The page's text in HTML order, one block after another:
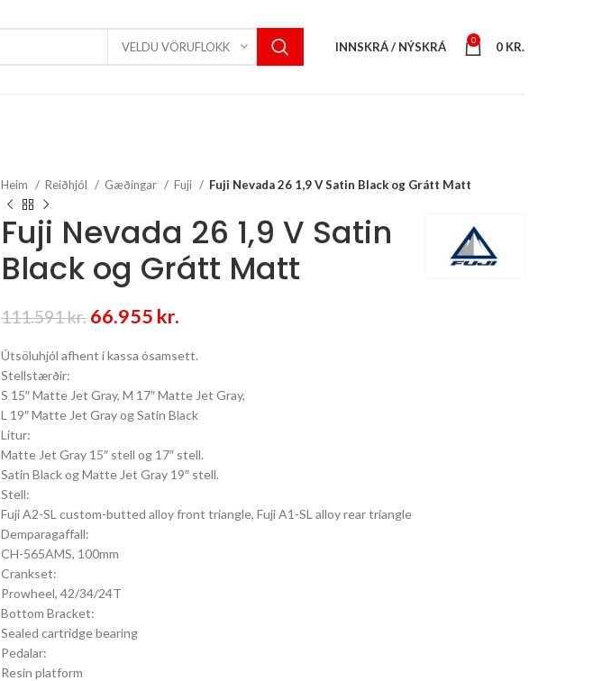
VELDU VÖRUFLOKK INNSKRÁ / NÝSKRÁ 0 0 KR.
Heim Reiðhjól Gæðingar Fuji Fuji Nevada 26 1,9 V Satin Black og Grátt Matt
Fuji Nevada 26 1,9 V Satin
Black og Grátt Matt
111.591kr. Original
was:
111.591 kr..
66.955 kr.
is:
66.955 kr..
Útsöluhjól afhent í kassa ósamsett.
Stellstærðir:
S 15″ Matte Jet Gray, M 17″ Matte Jet Gray,
L 19″ Matte Jet Gray og Satin Black
Litur:
Matte Jet Gray 15″ stell og 17″ stell.
Satin Black og Matte Jet Gray 19″ stell.
Stell:
Fuji A2-SL custom-butted alloy front triangle, Fuji A1-SL alloy rear triangle
Demparagaffall:
CH-565AMS, 100mm
Crankset:
Prowheel, 42/34/24T
Bottom Bracket:
Sealed cartridge bearing
Pedalar:
Resin platform